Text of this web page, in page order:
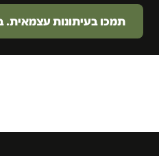
תמכו בעיתונות עצמאית.